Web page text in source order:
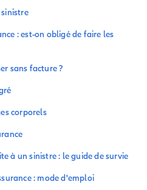
: est-on obligé de faire les
sans facture ?
corporels
à un sinistre : le guide de survie
: mode d'emploi